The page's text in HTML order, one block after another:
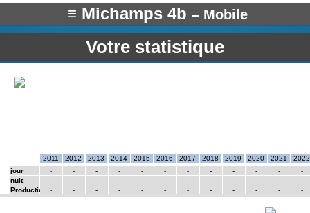
≡ Michamps 4b – Mobile
Votre statistique
2011 2012 2013 2014 2015 2016 2017 2018 2019 2020 2021
2022
jour
- - - - - - - - - - -
-
nuit
- - - - - - - - - - -
-
Production
- - - - - - - - - - - -